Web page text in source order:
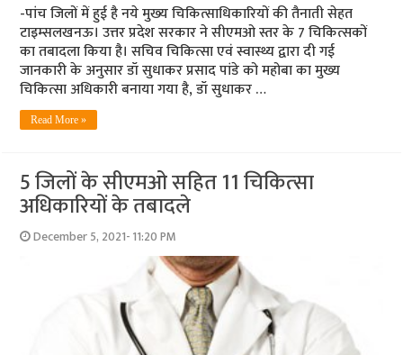
-पांच जिलों में हुई है नये मुख्‍य चिकित्‍साधिकारियों की तैनाती सेहत
टाइम्‍सलखनऊ। उत्तर प्रदेश सरकार ने सीएमओ स्तर के 7 चिकित्सकों
का तबादला किया है। सचिव चिकित्सा एवं स्वास्थ्य द्वारा दी गई
जानकारी के अनुसार डॉ सुधाकर प्रसाद पांडे को महोबा का मुख्य
चिकित्सा अधिकारी बनाया गया है, डॉ सुधाकर …
Read More »
5 जिलों के सीएमओ सहित 11 चिकित्‍सा
अधिकारियों के तबादले
December 5, 2021- 11:20 PM